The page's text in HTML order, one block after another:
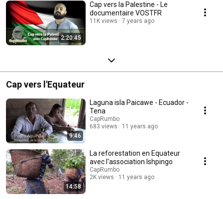
2:20:45
Cap vers la Palestine - Le
documentaire VOSTFR
11K views 7 years ago
Cap vers l'Equateur
9:46
Laguna isla Paicawe - Ecuador -
Tena
CapRumbo
683 views
11 years ago
14:58
La reforestation en Equateur
avec l'association Ishpingo
CapRumbo
2K views
11 years ago